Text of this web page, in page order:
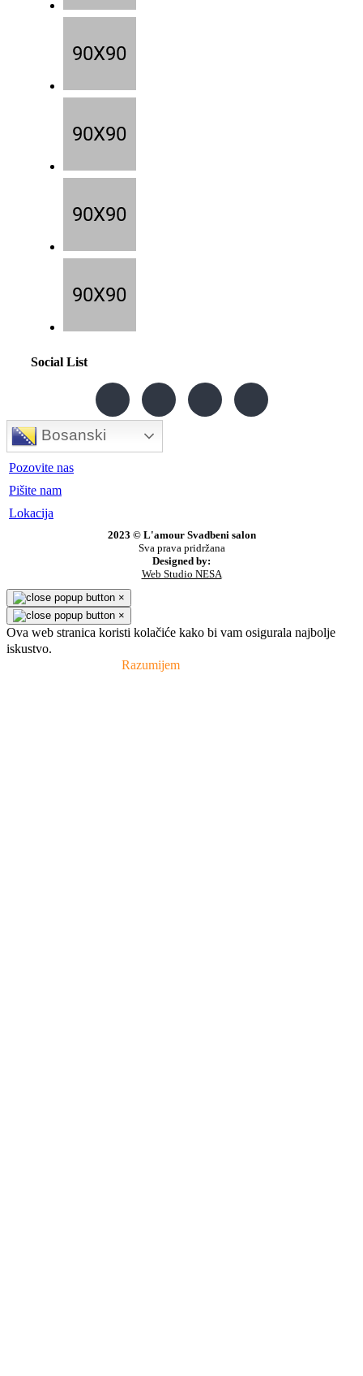
Social List
Bosanski
Pozovite nas
Pišite nam
Lokacija
2023 © L'amour Svadbeni salon
Sva prava pridržana
Designed by:
Web Studio NESA
×
×
Ova web stranica koristi kolačiće kako bi vam osigurala najbolje
iskustvo.
Razumijem